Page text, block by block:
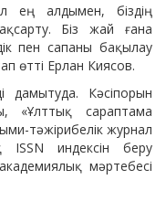
ең алдымен, біздің
Біз жай ғана
пен сапаны бақылау
өтті Ерлан Киясов.
Кәсіпорын
«Ұлттық сараптама
тәжірибелік журнал
ISSN индексін беру
мәртебесі